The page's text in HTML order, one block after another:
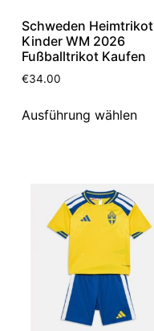
Schweden Heimtrikot
Kinder WM 2026
Fußballtrikot Kaufen
€34.00
Ausführung wählen